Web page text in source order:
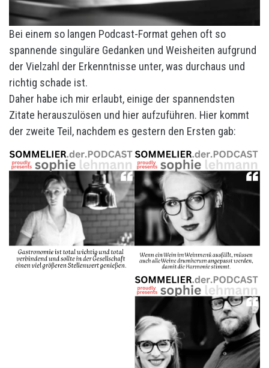
Bei einem so langen Podcast-Format gehen oft so
spannende singuläre Gedanken und Weisheiten aufgrund
der Vielzahl der Erkenntnisse unter, was durchaus und
richtig schade ist.
Daher habe ich mir erlaubt, einige der spannendsten
Zitate herauszulösen und hier aufzuführen. Hier kommt
der zweite Teil, nachdem es gestern den Ersten gab: